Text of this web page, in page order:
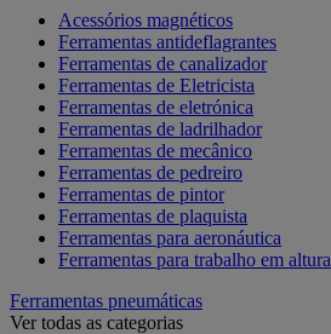
Acessórios magnéticos
Ferramentas antideflagrantes
Ferramentas de canalizador
Ferramentas de Eletricista
Ferramentas de eletrónica
Ferramentas de ladrilhador
Ferramentas de mecânico
Ferramentas de pedreiro
Ferramentas de pintor
Ferramentas de plaquista
Ferramentas para aeronáutica
Ferramentas para trabalho em altura
Ferramentas pneumáticas
Ver todas as categorias